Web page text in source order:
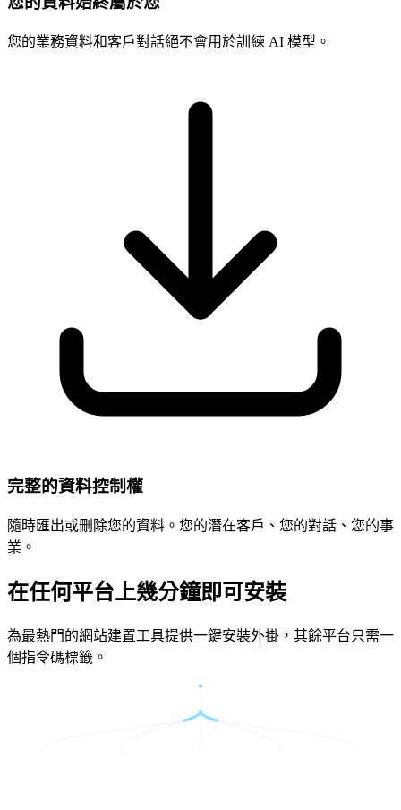
您的業務資料和客戶對話絕不會用於訓練 AI 模型。
完整的資料控制權
隨時匯出或刪除您的資料。您的潛在客戶、您的對話、您的事
業。
在任何平台上幾分鐘即可安裝
為最熱門的網站建置工具提供一鍵安裝外掛，其餘平台只需一
個指令碼標籤。